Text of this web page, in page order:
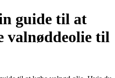
guide til at
valnøddeolie til